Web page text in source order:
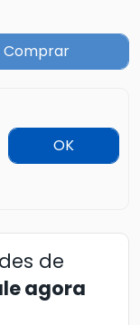
Comprar
OK
de
agora